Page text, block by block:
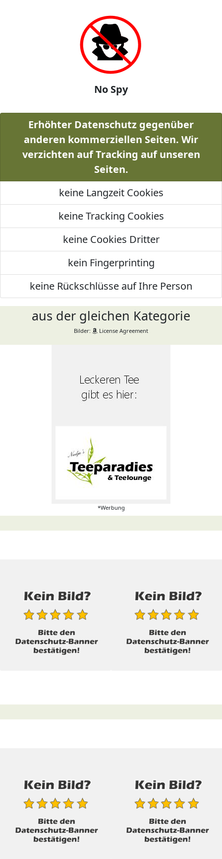
No Spy
Erhöhter Datenschutz gegenüber
anderen kommerziellen Seiten. Wir
verzichten auf Tracking auf unseren
Seiten.
keine Langzeit Cookies
keine Tracking Cookies
keine Cookies Dritter
kein Fingerprinting
keine Rückschlüsse auf Ihre Person
aus der gleichen Kategorie
Bilder: License Agreement
*Werbung